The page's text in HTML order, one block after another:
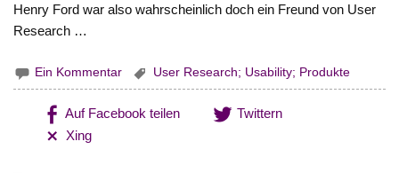
Henry Ford war also wahrscheinlich doch ein Freund von User
Research …
Ein Kommentar User Research; Usability; Produkte
Auf Facebook teilen
Twittern
Xing